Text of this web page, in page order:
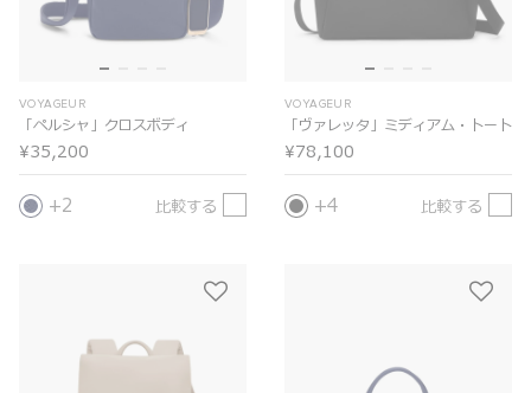
VOYAGEUR
「ペルシャ」クロスボディ
¥35,200
2 比較する
VOYAGEUR
「ヴァレッタ」ミディアム・トート
¥78,100
4 比較する